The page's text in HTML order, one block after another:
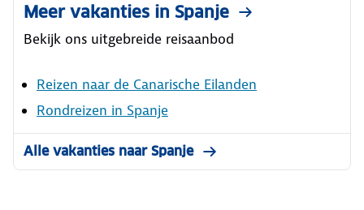
Meer vakanties in Spanje
Bekijk ons uitgebreide reisaanbod
Reizen naar de Canarische Eilanden
Rondreizen in Spanje
Alle vakanties naar Spanje